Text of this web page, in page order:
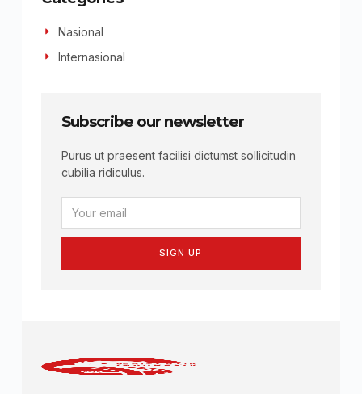
Nasional
Internasional
Subscribe our newsletter
Purus ut praesent facilisi dictumst sollicitudin
cubilia ridiculus.
SIGN UP